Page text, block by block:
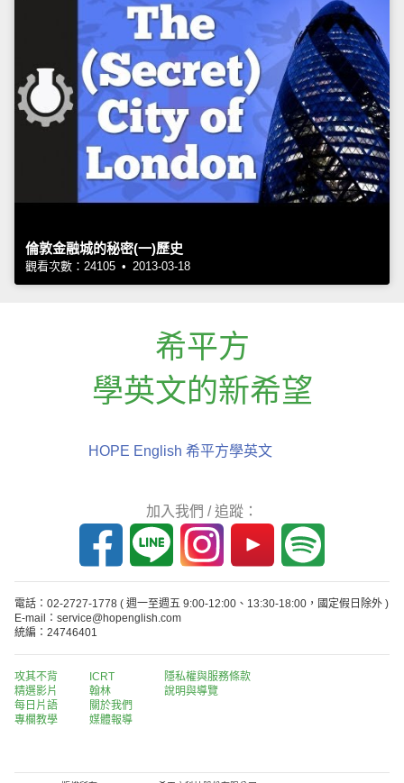
倫敦金融城的秘密(一)歷史
觀看次數：24105 • 2013-03-18
希平方
學英文的新希望
HOPE English 希平方學英文
加入我們 / 追蹤：
電話：02-2727-1778 ( 週一至週五 9:00-12:00、13:30-18:00，國定假日除外 )
E-mail：service@hopenglish.com
統編：24746401
攻其不背
精選影片
每日片語
專欄教學
ICRT
翰林
關於我們
媒體報導
隱私權與服務條款
說明與導覽